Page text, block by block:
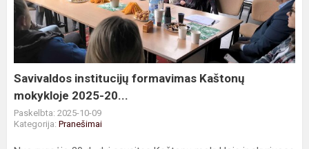
Kaštonų
mokykloje
2025-
Savivaldos institucijų formavimas Kaštonų
mokykloje 2025-20...
Paskelbta: 2025-10-09
Kategorija: Pranešimai